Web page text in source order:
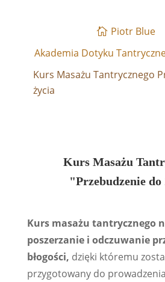
Piotr Blue
Akademia Dotyku
Kurs Masażu Tantrycznego
życia
Kurs Masażu
"Przebudzenie
Kurs masażu tantrycznego
poszerzanie i odczuwanie
błogości, dzięki któremu
przygotowany do